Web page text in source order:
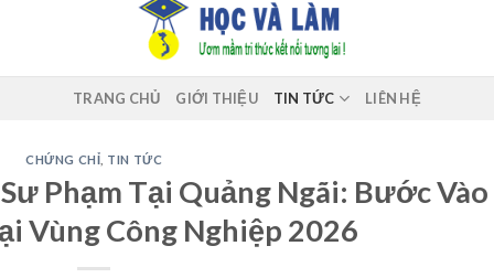
TRANG CHỦ GIỚI THIỆU TIN TỨC LIÊN HỆ
CHỨNG CHỈ TIN TỨC
Phạm Tại Quảng Ngãi: Bước Vào
Vùng Công Nghiệp 2026